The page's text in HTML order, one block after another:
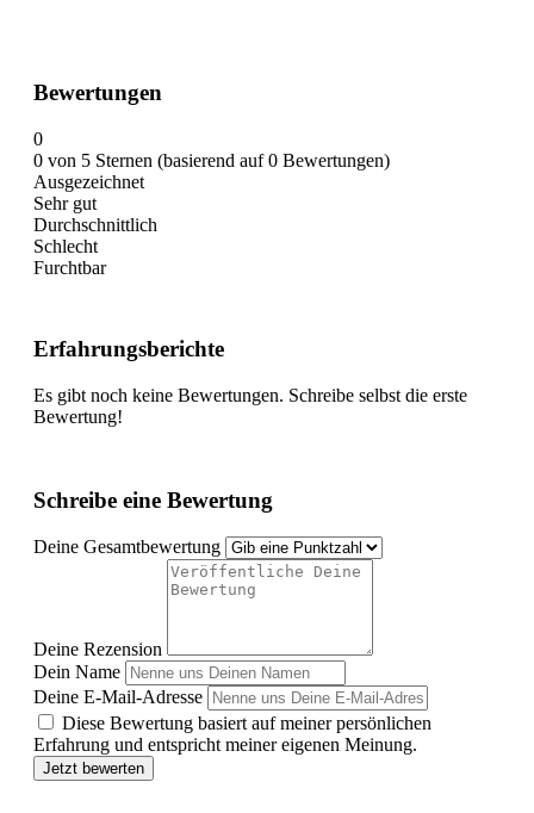
Bewertungen
0
0 von 5 Sternen (basierend auf 0 Bewertungen)
Ausgezeichnet
Sehr gut
Durchschnittlich
Schlecht
Furchtbar
Erfahrungsberichte
Es gibt noch keine Bewertungen. Schreibe selbst die erste
Bewertung!
Schreibe eine Bewertung
Deine Gesamtbewertung
Deine Rezension
Dein Name
Deine E-Mail-Adresse
Diese Bewertung basiert auf meiner persönlichen
Erfahrung und entspricht meiner eigenen Meinung.
Jetzt bewerten